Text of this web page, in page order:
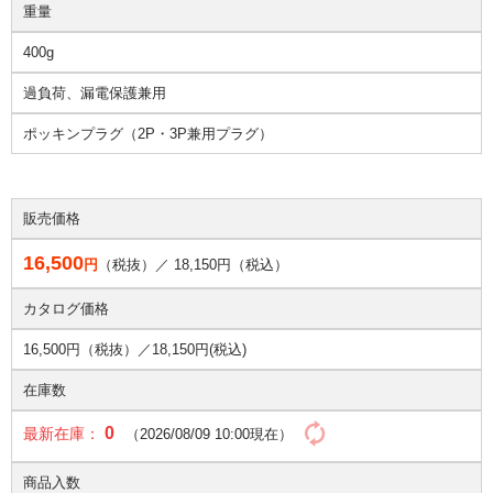
重量
400g
過負荷、漏電保護兼用
ポッキンプラグ（2P・3P兼用プラグ）
販売価格
16,500円 （税抜）／ 18,150円（税込）
カタログ価格
16,500円（税抜）／ 18,150円(税込)
在庫数
最新在庫： 0 （2026/08/09 10:00現在）
商品入数